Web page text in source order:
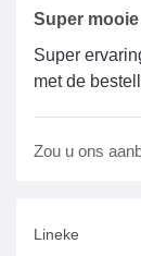
Super
Super
met de
Zou u ons
Lineke